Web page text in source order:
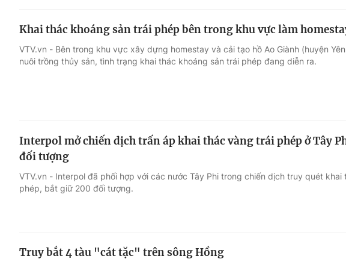
Khai thác khoáng sản trái phép bên trong khu vực làm
VTV.vn - Bên trong khu vực xây dựng homestay và cải tạo hồ Ao Giành (huyện
nuôi trồng thủy sản, tình trạng khai thác khoáng sản trái phép đang diễn ra.
Interpol mở chiến dịch trấn áp khai thác vàng trái phép ở Tây
đối tượng
VTV.vn - Interpol đã phối hợp với các nước Tây Phi trong chiến dịch truy quét khai
phép, bắt giữ 200 đối tượng.
Truy bắt 4 tàu "cát tặc" trên sông Hồng